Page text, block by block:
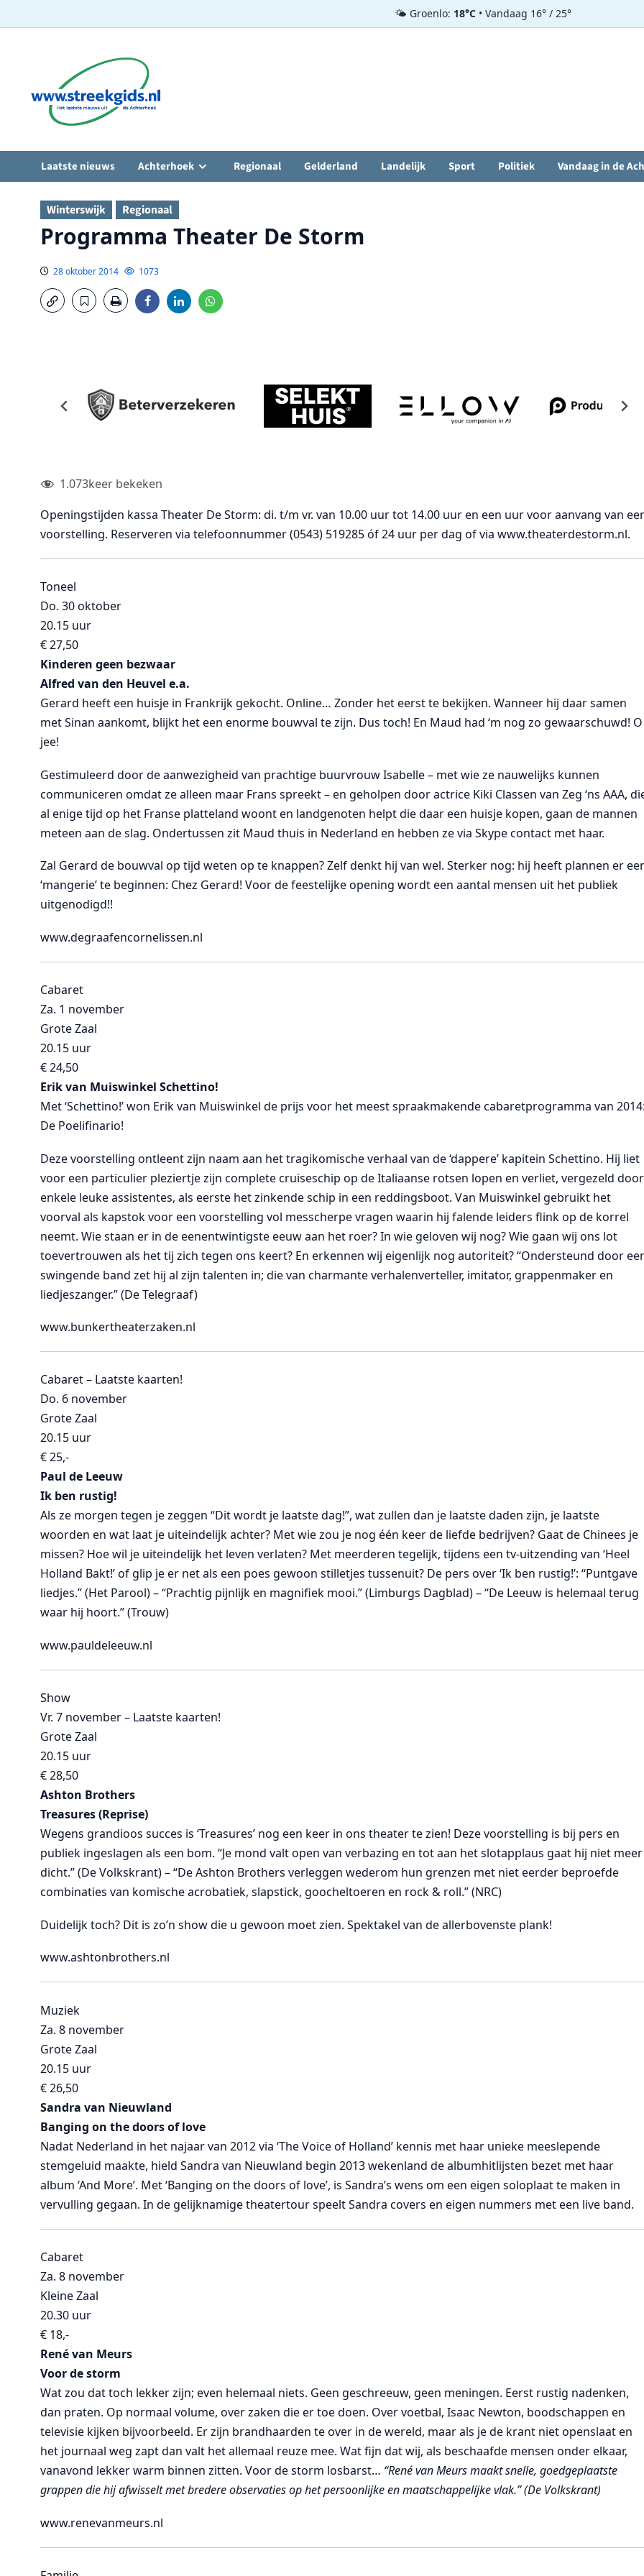
🌤️ Groenlo: 18°C • Vandaag 16° / 25°
inhoud
Laatste nieuws Achterhoek Regionaal Gelderland Landelijk Sport Politiek Vandaag in de
Winterswijk Regionaal
Programma Theater De Storm
28 oktober 2014 1073
1.073keer bekeken
Openingstijden kassa Theater De Storm: di. t/m vr. van 10.00 uur tot 14.00 uur en een uur voor aanvang van
voorstelling. Reserveren via telefoonnummer (0543) 519285 óf 24 uur per dag of via www.theaterdestorm.nl.
Toneel
Do. 30 oktober
20.15 uur
€ 27,50
Kinderen geen bezwaar
Alfred van den Heuvel e.a.
Gerard heeft een huisje in Frankrijk gekocht. Online… Zonder het eerst te bekijken. Wanneer hij daar samen
met Sinan aankomt, blijkt het een enorme bouwval te zijn. Dus toch! En Maud had ‘m nog zo gewaarschuwd! O
jee!
Gestimuleerd door de aanwezigheid van prachtige buurvrouw Isabelle – met wie ze nauwelijks kunnen
communiceren omdat ze alleen maar Frans spreekt – en geholpen door actrice Kiki Classen van Zeg ‘ns AAA,
al enige tijd op het Franse platteland woont en landgenoten helpt die daar een huisje kopen, gaan de mannen
meteen aan de slag. Ondertussen zit Maud thuis in Nederland en hebben ze via Skype contact met haar.
Zal Gerard de bouwval op tijd weten op te knappen? Zelf denkt hij van wel. Sterker nog: hij heeft plannen er
‘mangerie’ te beginnen: Chez Gerard! Voor de feestelijke opening wordt een aantal mensen uit het publiek
uitgenodigd!!
www.degraafencornelissen.nl
Cabaret
Za. 1 november
Grote Zaal
20.15 uur
€ 24,50
Erik van Muiswinkel Schettino!
Met ‘Schettino!’ won Erik van Muiswinkel de prijs voor het meest spraakmakende cabaretprogramma van 2014:
De Poelifinario!
Deze voorstelling ontleent zijn naam aan het tragikomische verhaal van de ‘dappere’ kapitein Schettino. Hij liet
voor een particulier pleziertje zijn complete cruiseschip op de Italiaanse rotsen lopen en verliet, vergezeld door
enkele leuke assistentes, als eerste het zinkende schip in een reddingsboot. Van Muiswinkel gebruikt het
voorval als kapstok voor een voorstelling vol messcherpe vragen waarin hij falende leiders flink op de korrel
neemt. Wie staan er in de eenentwintigste eeuw aan het roer? In wie geloven wij nog? Wie gaan wij ons lot
toevertrouwen als het tij zich tegen ons keert? En erkennen wij eigenlijk nog autoriteit? “Ondersteund door
swingende band zet hij al zijn talenten in; die van charmante verhalenverteller, imitator, grappenmaker en
liedjeszanger.” (De Telegraaf)
www.bunkertheaterzaken.nl
Cabaret – Laatste kaarten!
Do. 6 november
Grote Zaal
20.15 uur
€ 25,-
Paul de Leeuw
Ik ben rustig!
Als ze morgen tegen je zeggen “Dit wordt je laatste dag!”, wat zullen dan je laatste daden zijn, je laatste
woorden en wat laat je uiteindelijk achter? Met wie zou je nog één keer de liefde bedrijven? Gaat de Chinees je
missen? Hoe wil je uiteindelijk het leven verlaten? Met meerderen tegelijk, tijdens een tv-uitzending van ‘Heel
Holland Bakt!’ of glip je er net als een poes gewoon stilletjes tussenuit? De pers over ‘Ik ben rustig!’: “Puntgave
liedjes.” (Het Parool) – “Prachtig pijnlijk en magnifiek mooi.” (Limburgs Dagblad) – “De Leeuw is helemaal terug
waar hij hoort.” (Trouw)
www.pauldeleeuw.nl
Show
Vr. 7 november – Laatste kaarten!
Grote Zaal
20.15 uur
€ 28,50
Ashton Brothers
Treasures (Reprise)
Wegens grandioos succes is ‘Treasures’ nog een keer in ons theater te zien! Deze voorstelling is bij pers en
publiek ingeslagen als een bom. “Je mond valt open van verbazing en tot aan het slotapplaus gaat hij niet meer
dicht.” (De Volkskrant) – “De Ashton Brothers verleggen wederom hun grenzen met niet eerder beproefde
combinaties van komische acrobatiek, slapstick, goocheltoeren en rock & roll.” (NRC)
Duidelijk toch? Dit is zo’n show die u gewoon moet zien. Spektakel van de allerbovenste plank!
www.ashtonbrothers.nl
Muziek
Za. 8 november
Grote Zaal
20.15 uur
€ 26,50
Sandra van Nieuwland
Banging on the doors of love
Nadat Nederland in het najaar van 2012 via ‘The Voice of Holland’ kennis met haar unieke meeslepende
stemgeluid maakte, hield Sandra van Nieuwland begin 2013 wekenland de albumhitlijsten bezet met haar
album ‘And More’. Met ‘Banging on the doors of love’, is Sandra’s wens om een eigen soloplaat te maken in
vervulling gegaan. In de gelijknamige theatertour speelt Sandra covers en eigen nummers met een live band.
Cabaret
Za. 8 november
Kleine Zaal
20.30 uur
€ 18,-
René van Meurs
Voor de storm
Wat zou dat toch lekker zijn; even helemaal niets. Geen geschreeuw, geen meningen. Eerst rustig nadenken,
dan praten. Op normaal volume, over zaken die er toe doen. Over voetbal, Isaac Newton, boodschappen en
televisie kijken bijvoorbeeld. Er zijn brandhaarden te over in de wereld, maar als je de krant niet openslaat en
het journaal weg zapt dan valt het allemaal reuze mee. Wat ﬁjn dat wij, als beschaafde mensen onder elkaar,
vanavond lekker warm binnen zitten. Voor de storm losbarst… “René van Meurs maakt snelle, goedgeplaatste
grappen die hij afwisselt met bredere observaties op het persoonlijke en maatschappelijke vlak.” (De Volkskrant)
www.renevanmeurs.nl